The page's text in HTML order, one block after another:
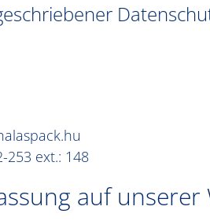
253 ext.: 148
auf unserer